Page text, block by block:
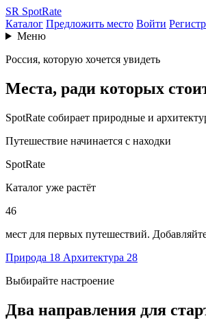
SR SpotRate
Каталог Предложить место Войти
Меню
Россия, которую хочется увидеть
Места, ради которых
SpotRate собирает природные и
Путешествие начинается с находки
SpotRate
Каталог уже растёт
46
мест для первых путешествий.
Природа 18 Архитектура 28
Выбирайте настроение
Два направления для